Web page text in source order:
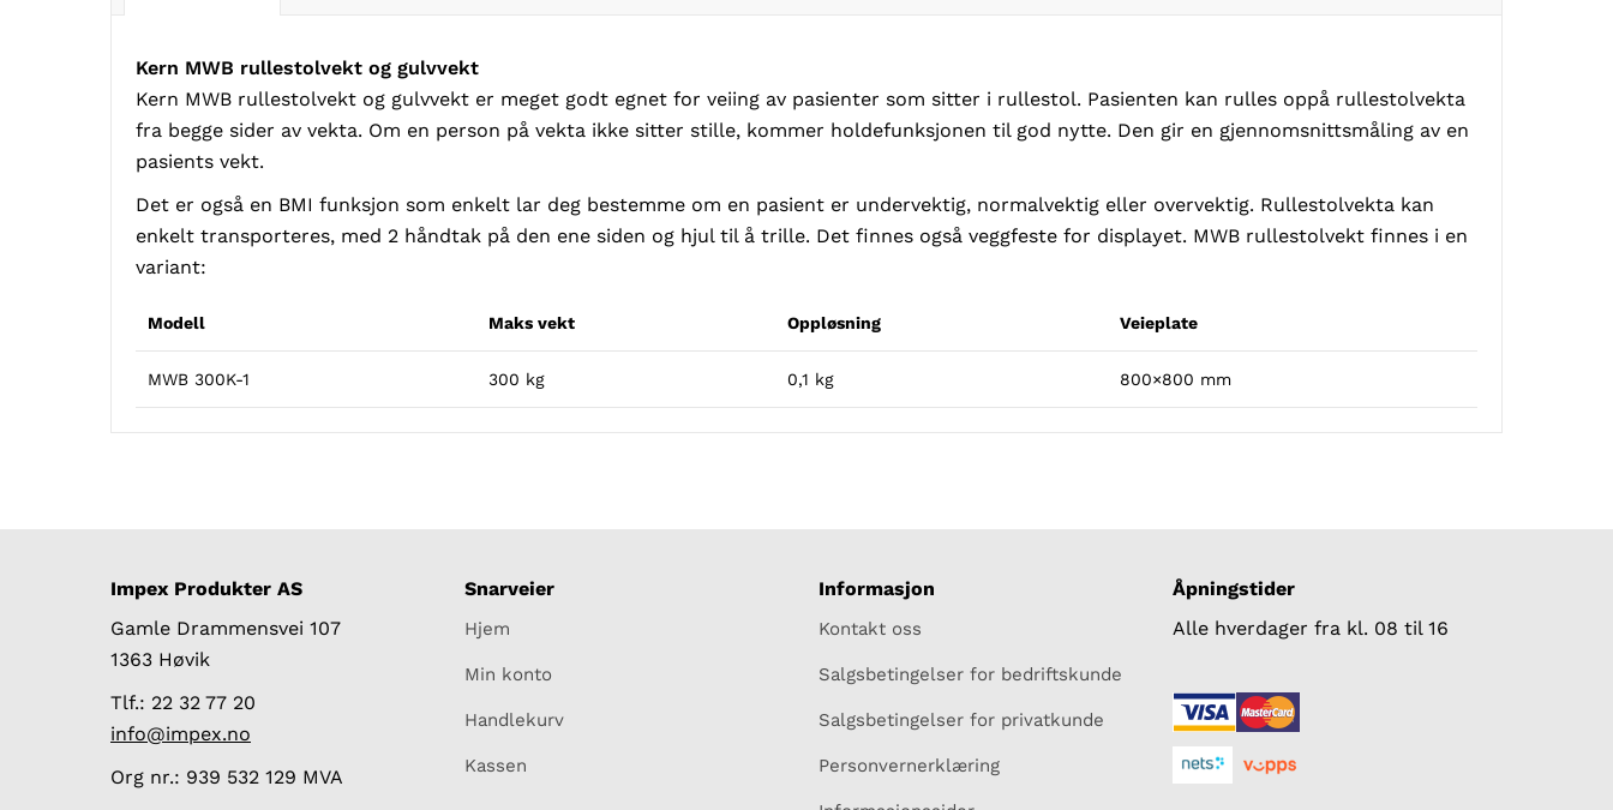
Kern MWB rullestolvekt og gulvvekt
Kern MWB rullestolvekt og gulvvekt er meget godt egnet for veiing av pasienter som sitter i rullestol. Pasienten kan rulles oppå rullestolvekta
fra begge sider av vekta. Om en person på vekta ikke sitter stille, kommer holdefunksjonen til god nytte. Den gir en gjennomsnittsmåling av en
pasients vekt.
Det er også en BMI funksjon som enkelt lar deg bestemme om en pasient er undervektig, normalvektig eller overvektig. Rullestolvekta kan
enkelt transporteres, med 2 håndtak på den ene siden og hjul til å trille. Det finnes også veggfeste for displayet. MWB rullestolvekt finnes i en
variant:
Modell Maks vekt Oppløsning Veieplate
MWB 300K-1 300 kg 0,1 kg 800×800 mm
Impex Produkter AS
Gamle Drammensvei 107
1363 Høvik
Tlf.: 22 32 77 20
info@impex.no
Org nr.: 939 532 129 MVA
Snarveier
Hjem
Min konto
Handlekurv
Kassen
Informasjon
Kontakt oss
Salgsbetingelser for bedriftskunde
Salgsbetingelser for privatkunde
Personvernerklæring
Åpningstider
Alle hverdager fra kl. 08 til 16